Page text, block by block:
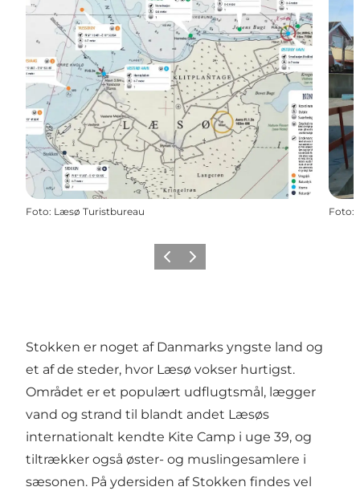
Foto: Læsø Turistbureau Foto:
Forrige billede
Næste billede
Stokken er noget af Danmarks yngste land og
et af de steder, hvor Læsø vokser hurtigst.
Området er et populært udflugtsmål, lægger
vand og strand til blandt andet Læsøs
internationalt kendte Kite Camp i uge 39, og
tiltrækker også øster- og muslingesamlere i
sæsonen. På ydersiden af Stokken findes vel